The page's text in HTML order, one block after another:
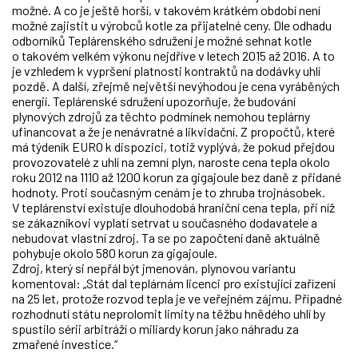
možné. A co je ještě horší, v takovém krátkém období není
možné zajistit u výrobců kotle za přijatelné ceny. Dle odhadu
odborníků Teplárenského sdružení je možné sehnat kotle
o takovém velkém výkonu nejdříve v letech 2015 až 2016. A to
je vzhledem k vypršení platnosti kontraktů na dodávky uhlí
pozdě. A další, zřejmě největší nevýhodou je cena vyráběných
energií. Teplárenské sdružení upozorňuje, že budování
plynových zdrojů za těchto podmínek nemohou teplárny
ufinancovat a že je nenávratné a likvidační. Z propočtů, které
má týdeník EURO k dispozici, totiž vyplývá, že pokud přejdou
provozovatelé z uhlí na zemní plyn, naroste cena tepla okolo
roku 2012 na 1110 až 1200 korun za gigajoule bez daně z přidané
hodnoty. Proti současným cenám je to zhruba trojnásobek.
V teplárenství existuje dlouhodobá hraniční cena tepla, při níž
se zákazníkovi vyplatí setrvat u současného dodavatele a
nebudovat vlastní zdroj. Ta se po započtení daně aktuálně
pohybuje okolo 580 korun za gigajoule.
Zdroj, který si nepřál být jmenován, plynovou variantu
komentoval: „Stát dal teplárnám licenci pro existující zařízení
na 25 let, protože rozvod tepla je ve veřejném zájmu. Případné
rozhodnutí státu neprolomit limity na těžbu hnědého uhlí by
spustilo sérii arbitráží o miliardy korun jako náhradu za
zmařené investice.“